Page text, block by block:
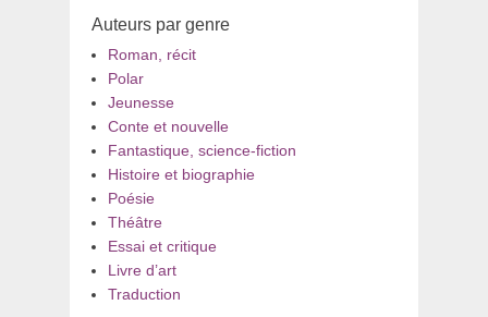
Auteurs par genre
Roman, récit
Polar
Jeunesse
Conte et nouvelle
Fantastique, science-fiction
Histoire et biographie
Poésie
Théâtre
Essai et critique
Livre d’art
Traduction